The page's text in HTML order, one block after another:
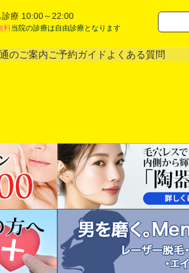
療 10:00～22:00
料当院の診療は自由診療となります
のご案内ご予約ガイド よくある質問